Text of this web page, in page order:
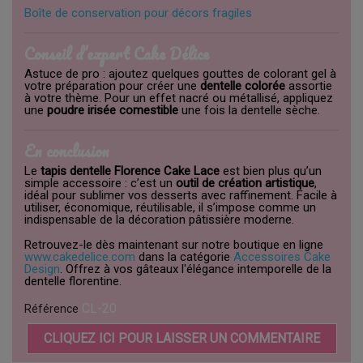
Boîte de conservation pour décors fragiles
Astuce de pro : ajoutez quelques gouttes de colorant gel à
votre préparation pour créer une dentelle colorée assortie
à votre thème. Pour un effet nacré ou métallisé, appliquez
une poudre irisée comestible une fois la dentelle sèche.
Le tapis dentelle Florence Cake Lace est bien plus qu’un
simple accessoire : c’est un outil de création artistique,
idéal pour sublimer vos desserts avec raffinement. Facile à
utiliser, économique, réutilisable, il s’impose comme un
indispensable de la décoration pâtissière moderne.
Retrouvez-le dès maintenant sur notre boutique en ligne
www.cakedelice.com dans la catégorie Accessoires Cake
Design. Offrez à vos gâteaux l'élégance intemporelle de la
dentelle florentine.
Référence
CLIQUEZ ICI POUR LAISSER UN COMMENTAIRE